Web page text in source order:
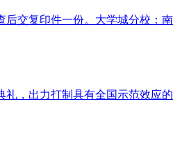
交复印件一份。大学城分校：
礼，出力打制具有全国示范效